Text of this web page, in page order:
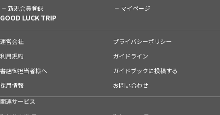
新規会員登録 マイページ
GOOD LUCK TRIP
運営会社
プライバシーポリシー
利用規約
ガイドライン
書店御担当者様へ
ガイドブックに投稿する
採用情報
お問い合わせ
関連サービス